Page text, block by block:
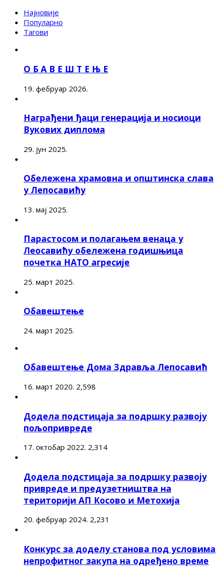
Најновије
Популарно
Тагови
О Б А В Е Ш Т Е Њ Е
19. фебруар 2026.
Награђени ђаци генерација и носиоци
Вукових диплома
29. јун 2025.
Обележена храмовна и општинска слава
у Лепосавићу
13. мај 2025.
Парастосом и полагањем венаца у
Леосавићу обележена годишњица
почетка НАТО агресије
25. март 2025.
Обавештење
24. март 2025.
Обавештење Дома Здравља Лепосавић
16. март 2020. 2,598
Додела подстицаја за подршку развоју
пољопривреде
17. октобар 2022. 2,314
Додела подстицаја за подршку развоју
привреде и предузетништва на
територији АП Косово и Метохија
20. фебруар 2024. 2,231
Конкурс за доделу станова под условима
непрофитног закупа на одређено време